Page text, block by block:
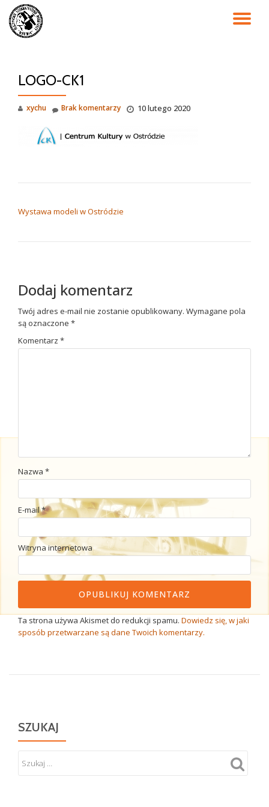
Przejdź
LOGO-CK1
xychu 10 lutego 2020
Brak komentarzy
Wystawa modeli w Ostródzie
Dodaj komentarz
Twój adres e-mail nie zostanie opublikowany. Wymagane pola
są oznaczone *
Komentarz *
Nazwa *
E-mail*
Witryna internetowa
Ta strona używa Akismet do redukcji spamu. Dowiedz się, w jaki
sposób przetwarzane są dane Twoich komentarzy.
SZUKAJ